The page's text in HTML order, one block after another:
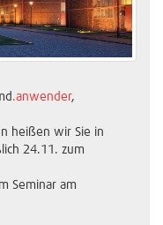
.anwender,
heißen wir Sie in
24.11. zum
Seminar am